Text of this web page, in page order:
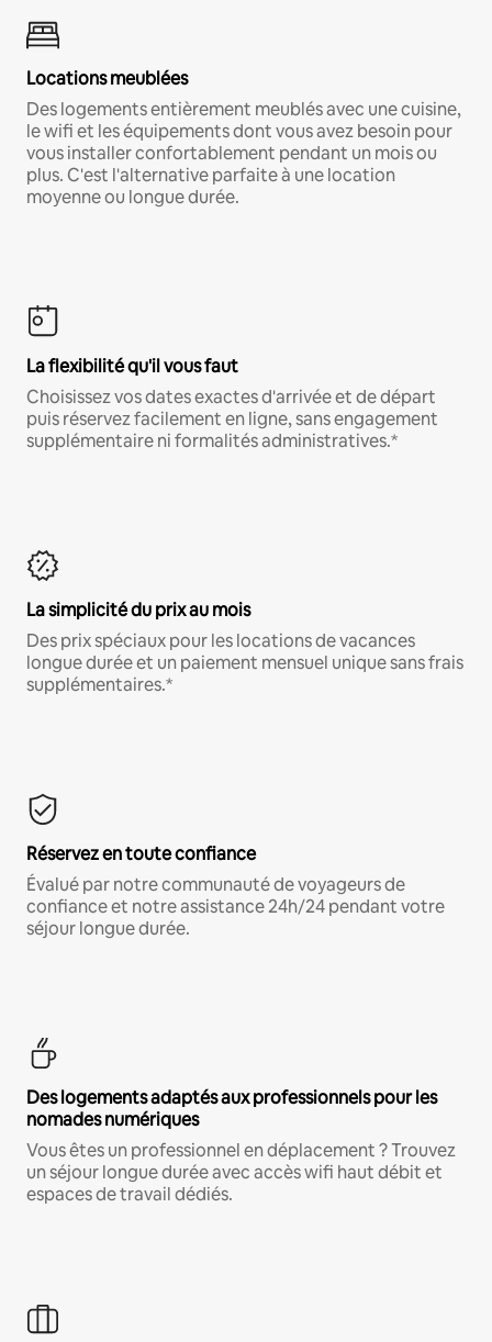
Locations meublées
Des logements entièrement meublés avec une cuisine,
le wifi et les équipements dont vous avez besoin pour
vous installer confortablement pendant un mois ou
plus. C'est l'alternative parfaite à une location
moyenne ou longue durée.
La flexibilité qu'il vous faut
Choisissez vos dates exactes d'arrivée et de départ
puis réservez facilement en ligne, sans engagement
supplémentaire ni formalités administratives.*
La simplicité du prix au mois
Des prix spéciaux pour les locations de vacances
longue durée et un paiement mensuel unique sans frais
supplémentaires.*
Réservez en toute confiance
Évalué par notre communauté de voyageurs de
confiance et notre assistance 24h/24 pendant votre
séjour longue durée.
Des logements adaptés aux professionnels pour les
nomades numériques
Vous êtes un professionnel en déplacement ? Trouvez
un séjour longue durée avec accès wifi haut débit et
espaces de travail dédiés.